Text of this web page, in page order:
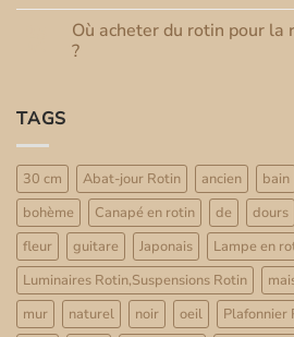
meuble
en
rotin
sur
Peut-
on
eau
Où acheter du rotin pour la
?
pour
réparation
de
meubles
?
TAGS
30 cm Abat-jour Rotin ancien bain
bohème
Canapé en rotin de dours
fleur
guitare Japonais Lampe en
Luminaires Rotin,Suspensions Rotin
mur
naturel noir oeil Plafonnier